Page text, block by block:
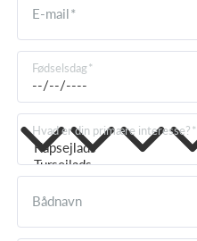
E-mail
Fødselsdag
Hvad er din primære interesse?
Bådnavn